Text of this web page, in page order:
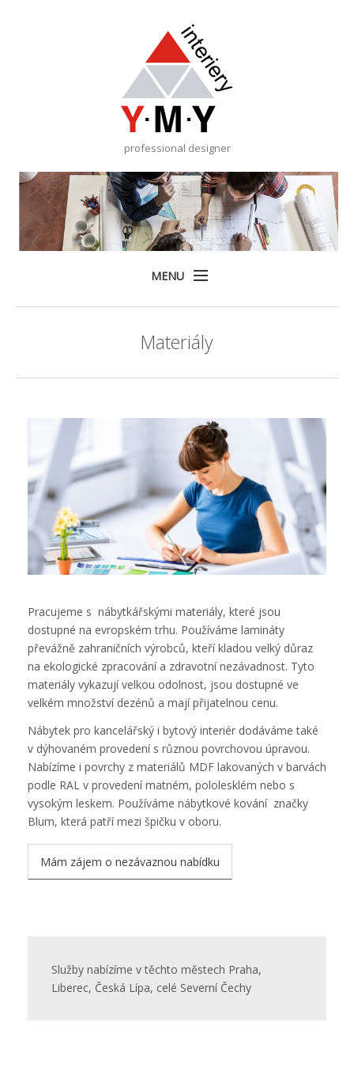
professional designer
MENU
Kontakty
Materiály
Pracujeme s nábytkářskými materiály, které jsou
dostupné na evropském trhu. Používáme lamináty
převážně zahraničních výrobců, kteří kladou velký důraz
na ekologické zpracování a zdravotní nezávadnost. Tyto
materiály vykazují velkou odolnost, jsou dostupné ve
velkém množství dezénů a mají přijatelnou cenu.
Nábytek pro kancelářský i bytový interiér dodáváme také
v dýhovaném provedení s různou povrchovou úpravou.
Nabízíme i povrchy z materiálů MDF lakovaných v barvách
podle RAL v provedení matném, pololesklém nebo s
vysokým leskem. Používáme nábytkové kování značky
Blum, která patří mezi špičku v oboru.
Mám zájem o nezávaznou nabídku
Služby nabízíme v těchto městech Praha,
Liberec, Česká Lípa, celé Severní Čechy